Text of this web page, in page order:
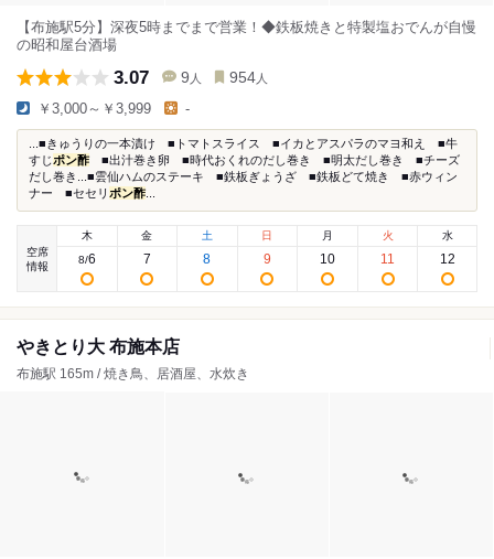
【布施駅5分】深夜5時までまで営業！◆鉄板焼きと特製塩おでんが自慢
の昭和屋台酒場
3.07 9 人 954 人
￥3,000～￥3,999 -
...■きゅうりの一本漬け ■トマトスライス ■イカとアスパラのマヨ和え ■牛
すじ ポン酢 ■出汁巻き卵 ■時代おくれのだし巻き ■明太だし巻き ■チーズ
だし巻き...■雲仙ハムのステーキ ■鉄板ぎょうざ ■鉄板どて焼き ■赤ウィン
ナー ■セセリ ポン酢
空席
情報
木
8/6
金
7
土
8
日
9
月
10
火
11
水
12
やきとり大 布施本店
布施駅 165m / 焼き鳥、居酒屋、水炊き